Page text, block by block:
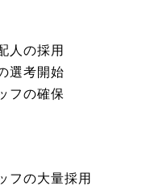
人の採用
選考開始
フの確保
フの大量採用